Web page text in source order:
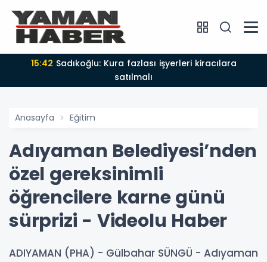
15:42
satılmalı
Anasayfa Eğitim
Adıyaman Belediyesi’nden
özel gereksinimli
öğrencilere karne günü
sürprizi - Videolu Haber
ADIYAMAN (PHA) - Gülbahar SÜNGÜ - Adıyaman